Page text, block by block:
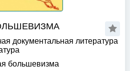
документальная литература
большевизма